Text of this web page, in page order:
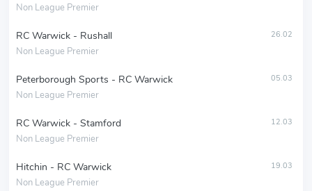
Non League Premier
RC Warwick - Rushall
Non League Premier
26.02
Peterborough Sports - RC Warwick
Non League Premier
05.03
RC Warwick - Stamford
Non League Premier
12.03
Hitchin - RC Warwick
Non League Premier
19.03